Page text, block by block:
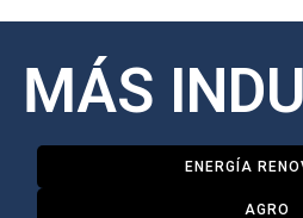
MÁS
ENERGÍA
AGRO